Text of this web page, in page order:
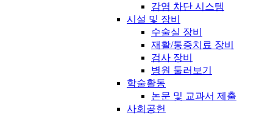
감염 차단 시스템
시설 및 장비
수술실 장비
재활/통증치료 장비
검사 장비
병원 둘러보기
학술활동
논문 및 교과서 제출
사회공헌